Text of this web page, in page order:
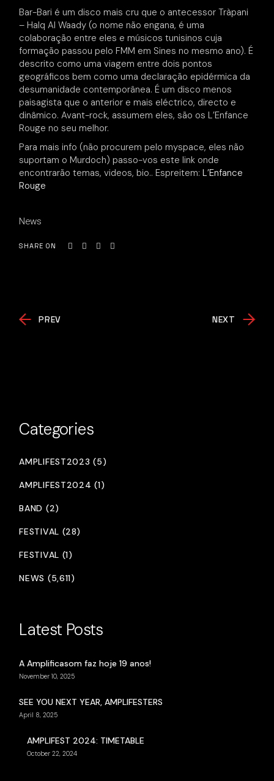
Bar-Bari é um disco mais cru que o antecessor Tràpani
– Halq Al Waady (o nome não engana, é uma
colaboração entre eles e músicos tunisinos cuja
formação passou pelo FMM em Sines no mesmo ano). É
descrito como uma viagem entre dois pontos
geográficos bem como uma declaração epidérmica da
desumanidade contemporânea. É um disco menos
paisagista que o anterior e mais eléctrico, directo e
dinâmico. Avant-rock, assumem eles, são os L’Enfance
Rouge no seu melhor.
Para mais info (não procurem pelo myspace, eles não
suportam o Murdoch) passo-vos este link onde
encontrarão temas, videos, bio.. Espreitem:L’Enfance
Rouge
News
SHARE ON
PREV NEXT
Categories
AMPLIFEST2023 (5)
AMPLIFEST2024 (1)
BAND (2)
FESTIVAL (28)
FESTIVAL (1)
NEWS (5,611)
Latest Posts
A Amplificasom faz hoje 19 anos!
November 10, 2025
SEE YOU NEXT YEAR, AMPLIFESTERS
April 8, 2025
AMPLIFEST 2024: TIMETABLE
October 22, 2024